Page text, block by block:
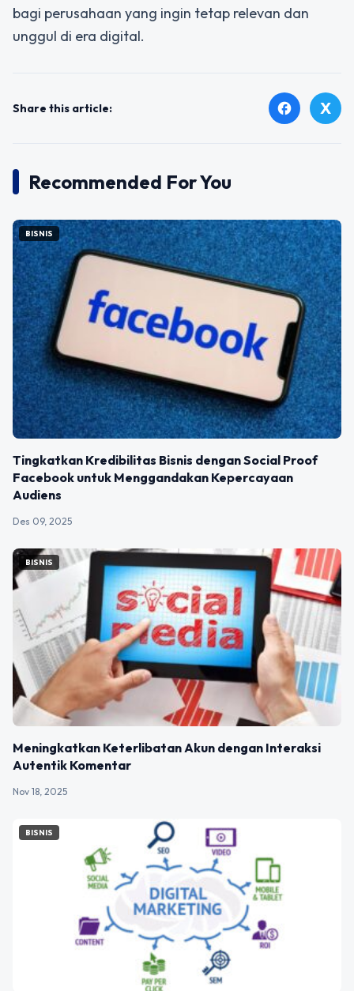
bagi perusahaan yang ingin tetap relevan dan
unggul di era digital.
Share this article: facebook X
Recommended For You
BISNIS
Tingkatkan Kredibilitas Bisnis dengan Social Proof
Facebook untuk Menggandakan Kepercayaan
Audiens
Des 09, 2025
BISNIS
Meningkatkan Keterlibatan Akun dengan Interaksi
Autentik Komentar
Nov 18, 2025
BISNIS